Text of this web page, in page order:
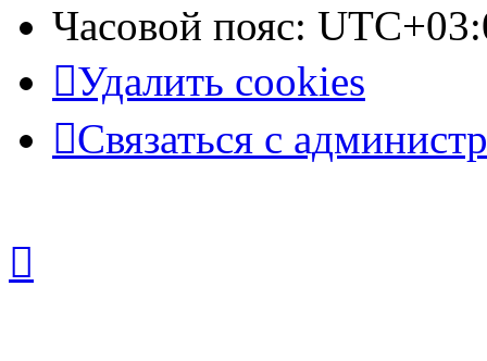
Часовой пояс:
Удалить cookies
Связаться с